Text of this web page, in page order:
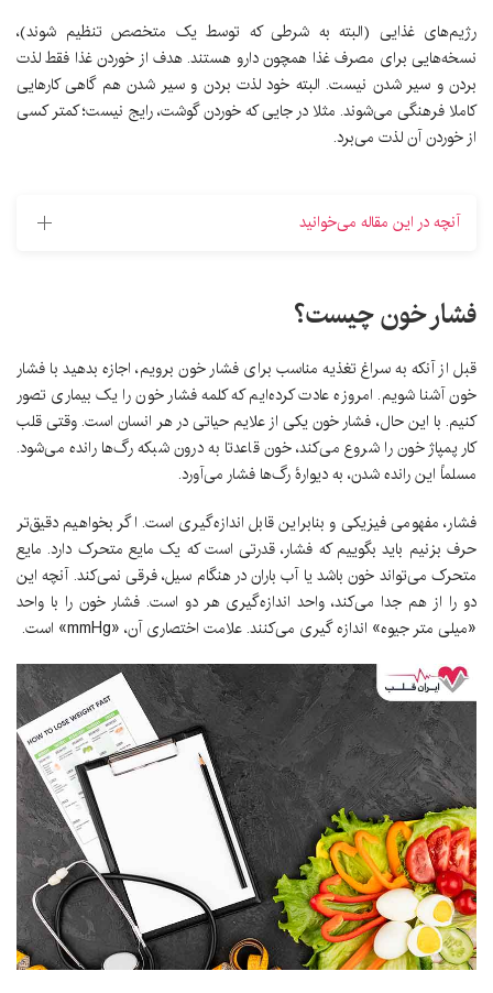
رژیم‌های غذایی (البته به شرطی که توسط یک متخصص تنظیم شوند)،
نسخه‌هایی برای مصرف غذا همچون دارو هستند. هدف از خوردن غذا فقط لذت
بردن و سیر شدن نیست. البته خود لذت بردن و سیر شدن هم گاهی کارهایی
کاملا فرهنگی می‌شوند. مثلا در جایی که خوردن گوشت، رایج نیست؛ کمتر کسی
از خوردن آن لذت می‌برد.
آنچه در این مقاله می‌خوانید
فشار خون چیست؟
قبل از آنکه به سراغ تغذیه مناسب برای فشار خون برویم، اجازه بدهید با فشار
خون آشنا شویم. امروزه عادت کرده‌ایم که کلمه فشار خون را یک بیماری تصور
کنیم. با این حال، فشار خون یکی از علایم حیاتی در هر انسان است. وقتی قلب
کار پمپاژ خون را شروع می‌کند، خون قاعدتا به درون شبکه رگ‌ها رانده می‌شود.
مسلماً این رانده شدن، به دیوارۀ رگ‌ها فشار می‌آورد.
فشار، مفهومی فیزیکی و بنابراین قابل اندازه‌گیری است. اگر بخواهیم دقیق‌تر
حرف بزنیم باید بگوییم که فشار، قدرتی است که یک مایع متحرک دارد. مایع
متحرک می‌تواند خون باشد یا آب باران در هنگام سیل، فرقی نمی‌کند. آنچه این
دو را از هم جدا می‌کند، واحد اندازه‌گیری هر دو است. فشار خون را با واحد
«میلی متر جیوه» اندازه گیری می‌کنند. علامت اختصاری آن، «mmHg» است.